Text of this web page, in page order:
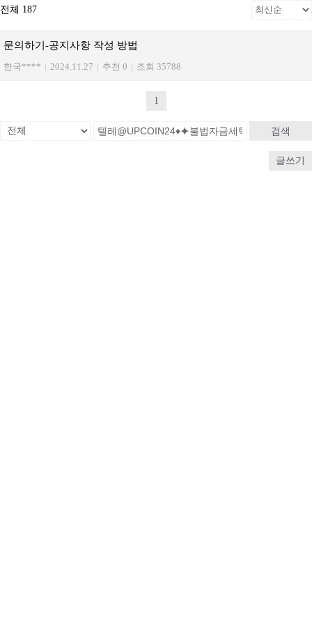
전체 187
문의하기-공지사항 작성 방법
한국**** | 2024.11.27 | 추천 0 | 조회 35788
1
검색
글쓰기